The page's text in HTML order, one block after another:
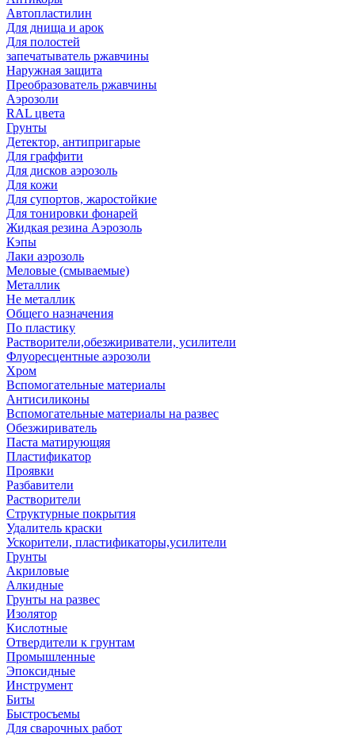
Автопластилин
Для днища и арок
Для полостей
запечатыватель ржавчины
Наружная защита
Преобразователь ржавчины
Аэрозоли
RAL цвета
Грунты
Детектор, антипригарые
Для граффити
Для дисков аэрозоль
Для кожи
Для супортов, жаростойкие
Для тонировки фонарей
Жидкая резина Аэрозоль
Кэпы
Лаки аэрозоль
Меловые (смываемые)
Металлик
Не металлик
Общего назначения
По пластику
Растворители,обезжириватели, усилители
Флуоресцентные аэрозоли
Хром
Вспомогательные материалы
Антисиликоны
Вспомогательные материалы на развес
Обезжириватель
Паста матирующяя
Пластификатор
Проявки
Разбавители
Растворители
Структурные покрытия
Удалитель краски
Ускорители, пластификаторы,усилители
Грунты
Акриловые
Алкидные
Грунты на развес
Изолятор
Кислотные
Отвердители к грунтам
Промышленные
Эпоксидные
Инструмент
Биты
Быстросъемы
Для сварочных работ